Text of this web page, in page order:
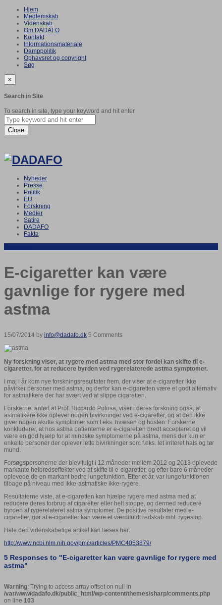
Hjem
Medlemskab
Videnskab
Om DADAFO
Kontakt
Informationsmateriale
Damppolitik
Ophavsret og copyright
Søg
×
Search in Site
To search in site, type your keyword and hit enter
Close
Nyheder
Presse
Politik
EU
Forskning
Medier
Satire
DADAFO
Fakta
E-cigaretter kan være
gavnlige for rygere med
astma
15/07/2014 by info@dadafo.dk 5 Comments
Ny forskning viser, at rygere med astma med stor fordel kan skifte til e-
cigaretter, for at reducere byrden ved rygerelaterede astma symptomer.
I maj i år kom nye forskningsresultater frem, der viser at e-cigaretter ikke
påvirker personer med astma, og derfor kan e-cigaretten være et godt alternativ
for astmatikere der har svært ved at slippe cigaretten.
Forskerne, anført af Prof. Riccardo Polosa, viser i deres forskning også, at
astmatikere ikke oplever nogen bivirkninger ved e-cigaretter, og at den ikke
giver nogen akutte symptomer som f.eks. hvæsen og hosten. Forskerne
konkluderer, at hos astma patienterne er e-cigaretten bredt accepteret og vil
være en god hjælp for at mindske symptomerne på astma, mens der kun er
enkelte personer der oplever lette bivirkninger som f.eks. let irriteret hals og tør
mund.
Forsøgspersonerne der blev fulgt i 12 måneder mellem 2012 og 2013 oplevede
markante helbredseffekter ved at skifte til e-cigaretter, og efter bare 6 måneder
oplevede de en markant bedre lungefunktion. Efter et år, var lungefunktionen
tilbage på niveau med ikke-astmatiske ikke-rygere.
Resultaterne viste, at e-cigaretten kan hjælpe rygere med astma med at
reducere deres forbrug af cigaretter eller helt stoppe, og dermed reducere
byrden af rygerelateret astma symptomer. De positive resultater med e-
cigaretter, gør at e-cigaretter kan være et værdifuldt redskab mht. rygestop.
Hele den videnskabelige artikel kan læses her:
http://www.ncbi.nlm.nih.gov/pmc/articles/PMC4053879/
5 Responses to "E-cigaretter kan være gavnlige for rygere med
astma"
Warning: Trying to access array offset on null in
/var/www/dadafo.dk/public_html/wp-content/themes/sharp/comments.php
on line 103